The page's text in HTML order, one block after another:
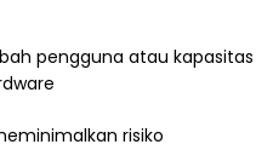
pengguna atau kapasitas
risiko